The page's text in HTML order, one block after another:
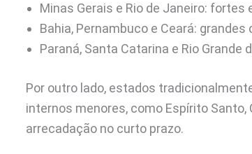
Minas Gerais e Rio de Janeiro:
Bahia, Pernambuco e Ceará:
Paraná, Santa Catarina e Rio
Por outro lado, estados
internos menores, como Espírito Santo,
arrecadação no curto prazo.